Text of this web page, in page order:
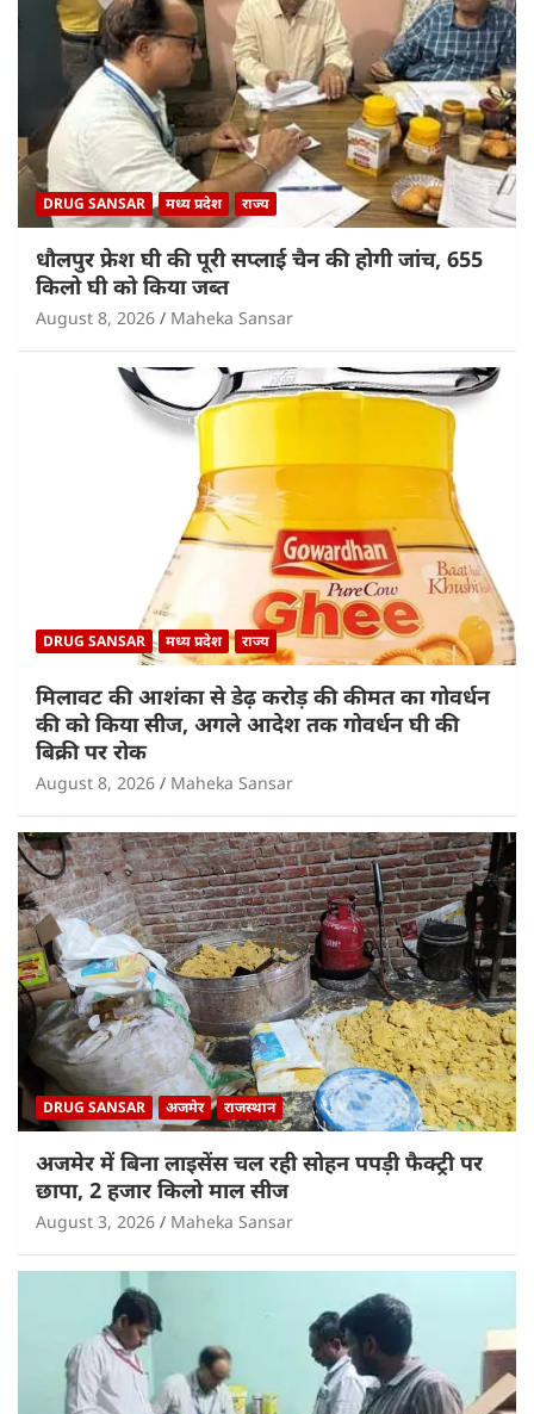
DRUG SANSAR मध्य प्रदेश राज्य
धौलपुर फ्रेश घी की पूरी सप्लाई चैन की होगी जांच, 655
किलो घी को किया जब्त
August 8, 2026 Maheka Sansar
DRUG SANSAR मध्य प्रदेश राज्य
मिलावट की आशंका से डेढ़ करोड़ की कीमत का गोवर्धन
की को किया सीज, अगले आदेश तक गोवर्धन घी की
बिक्री पर रोक
August 8, 2026 Maheka Sansar
DRUG SANSAR अजमेर राजस्थान
अजमेर में बिना लाइसेंस चल रही सोहन पपड़ी फैक्ट्री पर
छापा, 2 हजार किलो माल सीज
August 3, 2026 Maheka Sansar